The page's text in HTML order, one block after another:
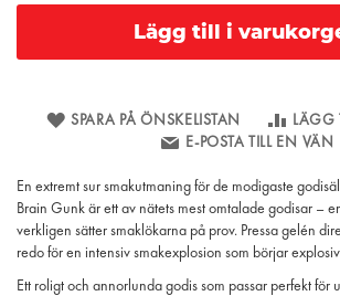
Lägg till i
SPARA PÅ ÖNSKELISTAN
LÄGG
E-POSTA TILL EN VÄN
En extremt sur smakutmaning för de modigaste
Brain Gunk är ett av nätets mest omtalade godisar –
verkligen sätter smaklökarna på prov. Pressa gelén
redo för en intensiv smakexplosion som börjar
Ett roligt och annorlunda godis som passar perfekt för